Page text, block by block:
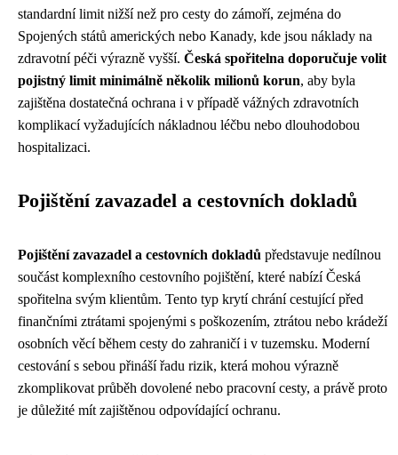
standardní limit nižší než pro cesty do zámoří, zejména do
Spojených států amerických nebo Kanady, kde jsou náklady na
zdravotní péči výrazně vyšší. Česká spořitelna doporučuje volit
pojistný limit minimálně několik milionů korun, aby byla
zajištěna dostatečná ochrana i v případě vážných zdravotních
komplikací vyžadujících nákladnou léčbu nebo dlouhodobou
hospitalizaci.
Pojištění zavazadel a cestovních dokladů
Pojištění zavazadel a cestovních dokladů představuje nedílnou
součást komplexního cestovního pojištění, které nabízí Česká
spořitelna svým klientům. Tento typ krytí chrání cestující před
finančními ztrátami spojenými s poškozením, ztrátou nebo krádeží
osobních věcí během cesty do zahraničí i v tuzemsku. Moderní
cestování s sebou přináší řadu rizik, která mohou výrazně
zkomplikovat průběh dovolené nebo pracovní cesty, a právě proto
je důležité mít zajištěnou odpovídající ochranu.